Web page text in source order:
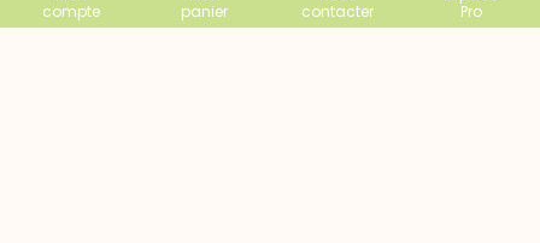
compte
panier
contacter
Pro